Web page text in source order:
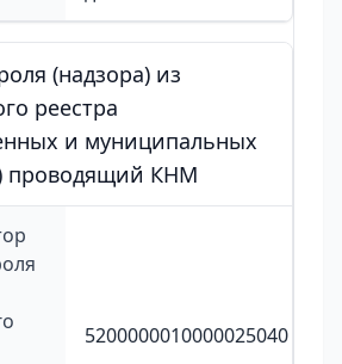
(надзора) из
реестра
и муниципальных
проводящий КНМ
5200000010000025040